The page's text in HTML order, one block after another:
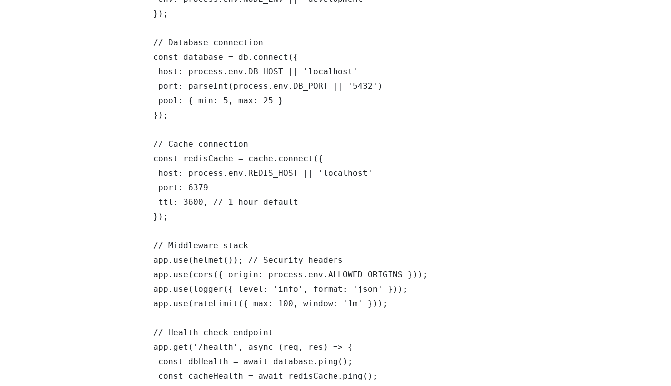
});
// Database connection
const database = db.connect({
host: process.env.DB_HOST || 'localhost'
port: parseInt(process.env.DB_PORT || '5432')
pool: { min: 5, max: 25 }
});
// Cache connection
const redisCache = cache.connect({
host: process.env.REDIS_HOST || 'localhost'
port: 6379
ttl: 3600, // 1 hour default
});
// Middleware stack
app.use(helmet()); // Security headers
app.use(cors({ origin: process.env.ALLOWED_ORIGINS }));
app.use(logger({ level: 'info', format: 'json' }));
app.use(rateLimit({ max: 100, window: '1m' }));
// Health check endpoint
app.get('/health', async (req, res) => {
const dbHealth = await database.ping();
const cacheHealth = await redisCache.ping();